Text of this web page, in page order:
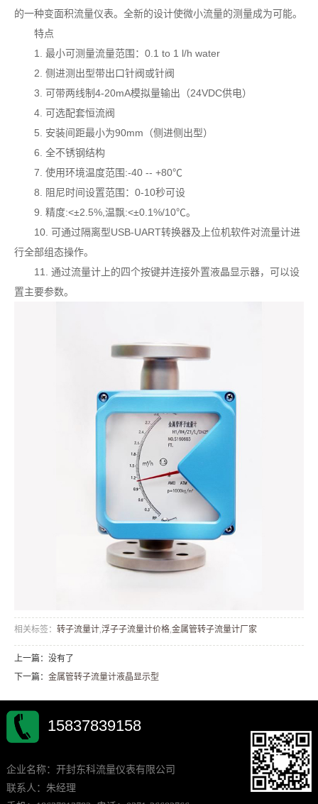
的一种变面积流量仪表。全新的设计使微小流量的测量成为可能。
特点
1. 最小可测量流量范围：0.1 to 1 l/h water
2. 侧进测出型带出口针阀或针阀
3. 可带两线制4-20mA模拟量输出（24VDC供电）
4. 可选配套恒流阀
5. 安装间距最小为90mm（侧进侧出型）
6. 全不锈钢结构
7. 使用环境温度范围:-40 -- +80℃
8. 阻尼时间设置范围：0-10秒可设
9. 精度:<±2.5%,温飘:<±0.1%/10℃。
10. 可通过隔离型USB-UART转换器及上位机软件对流量计进
行全部组态操作。
11. 通过流量计上的四个按键并连接外置液晶显示器，可以设
置主要参数。
相关标签： 转子流量计 浮子子流量计价格 金属管转子流量计厂家
上一篇：没有了
下一篇： 金属管转子流量计液晶显示型
15837839158
企业名称：开封东科流量仪表有限公司
联系人：朱经理